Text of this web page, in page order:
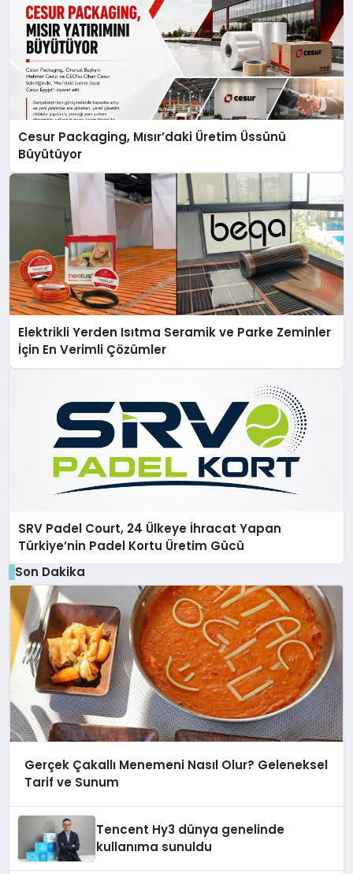
Cesur Packaging, Mısır’daki Üretim Üssünü
Büyütüyor
Elektrikli Yerden Isıtma Seramik ve Parke Zeminler
İçin En Verimli Çözümler
SRV Padel Court, 24 Ülkeye İhracat Yapan
Türkiye’nin Padel Kortu Üretim Gücü
Son Dakika
Gerçek Çakallı Menemeni Nasıl Olur? Geleneksel
Tarif ve Sunum
Tencent Hy3 dünya genelinde
kullanıma sunuldu